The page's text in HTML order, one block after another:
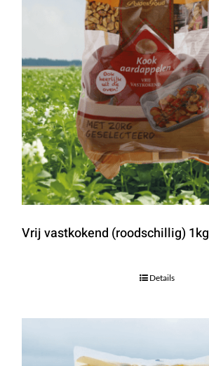
Vrij vastkokend (roodschillig) 1kg
Details